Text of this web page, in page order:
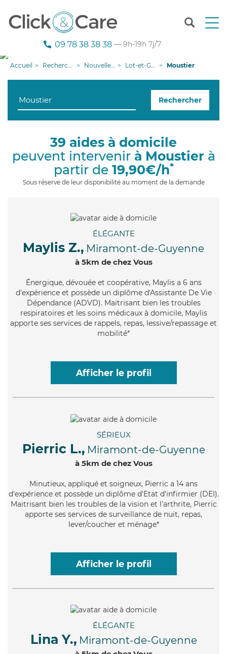
T
n
g
i
09 78 38 38 38 — 9h-19h 7j/7
Accueil Recherche aide à domicile Nouvelle-Aquitaine Lot-et-Garonne Moustier
Rechercher
39 aides à domicile
peuvent intervenir à Moustierà
partir de 19,90€/h*
Sous réserve de leur disponibilité au moment de la demande
ÉLÉGANTE
Maylis Z., Miramont-de-Guyenne
à 5km de chez Vous
Énergique, dévouée et coopérative, Maylis a 6 ans
d'expérience et possède un diplôme d'Assistante De Vie
Dépendance (ADVD). Maitrisant bien les troubles
respiratoires et les soins médicaux à domicile, Maylis
apporte ses services de rappels, repas, lessive/repassage et
mobilité*
Afficher le profil
SÉRIEUX
Pierric L., Miramont-de-Guyenne
à 5km de chez Vous
Minutieux, appliqué et soigneux, Pierric a 14 ans
d'expérience et possède un diplôme d'Etat d'infirmier (DEI).
Maitrisant bien les troubles de la vision et l'arthrite, Pierric
apporte ses services de surveillance de nuit, repas,
lever/coucher et ménage*
Afficher le profil
ÉLÉGANTE
Lina Y., Miramont-de-Guyenne